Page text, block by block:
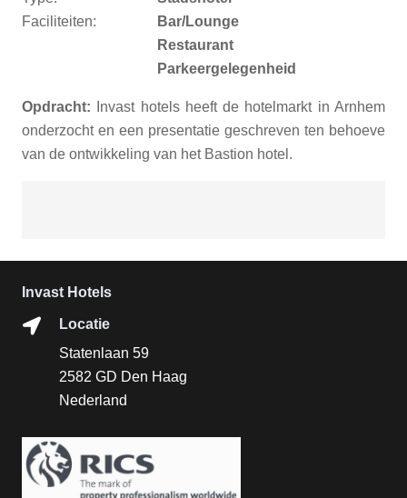
Faciliteiten:
Bar/Lounge
Restaurant
Parkeergelegenheid
Opdracht:
Invast hotels heeft de hotelmarkt in Arnhem
onderzocht en een presentatie geschreven ten behoeve
van de ontwikkeling van het Bastion hotel.
Invast Hotels
Locatie
Statenlaan 59
2582 GD Den Haag
Nederland